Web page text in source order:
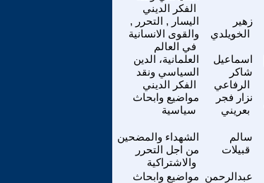
الفكر الديني
اليسار , التحرر ,
والقوى الانسانية
في العالم
زهير
الخويلدي
العلمانية، الدين
السياسي ونقد
الفكر الديني
اسماعيل
شاكر
الرفاعي
مواضيع وابحاث
سياسية
نزار فجر
بعريني
الشهداء والمضحين
من اجل التحرر
والاشتراكية
سالم
قبيلات
مواضيع وابحاث عبدالرحمن